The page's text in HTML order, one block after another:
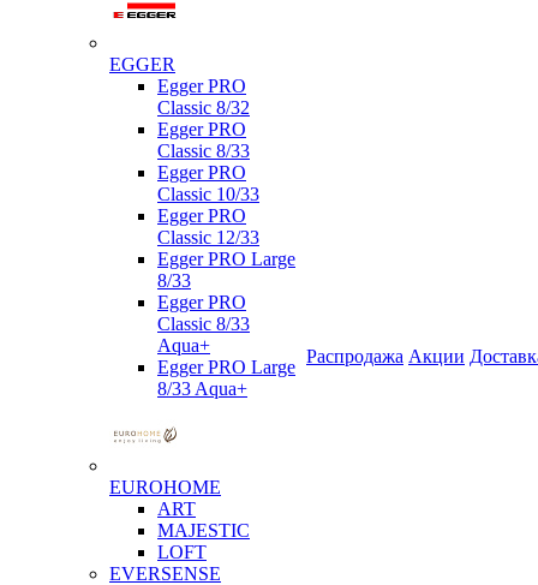
EGGER
Egger PRO
Classic 8/32
Egger PRO
Classic 8/33
Egger PRO
Classic 10/33
Egger PRO
Classic 12/33
Egger PRO Large
8/33
Egger PRO
Classic 8/33
Aqua+
Egger PRO Large
8/33 Aqua+
EUROHOME
ART
MAJESTIC
LOFT
EVERSENSE
Распродажа Акции